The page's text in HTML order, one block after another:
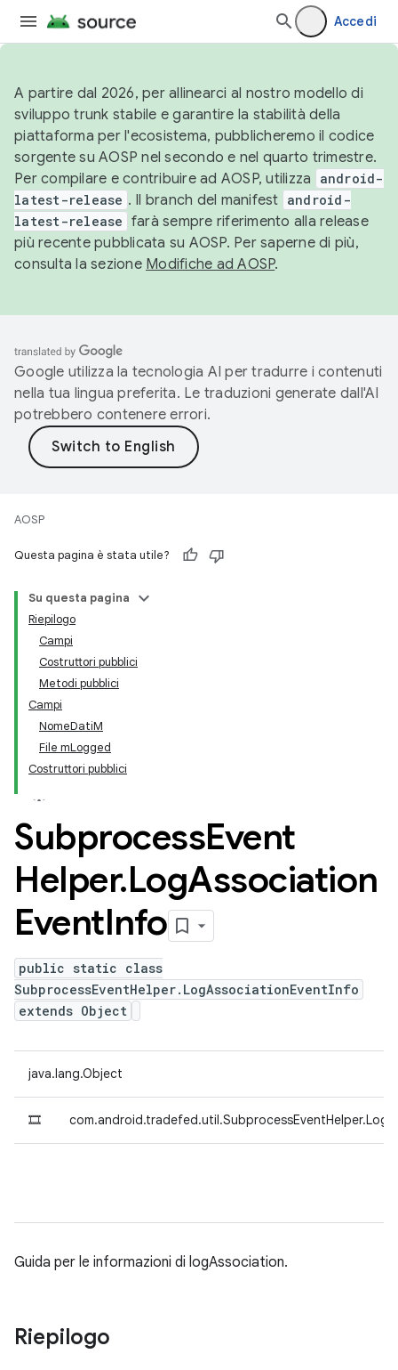
Accedi
A partire dal 2026, per allinearci al nostro modello di
sviluppo trunk stabile e garantire la stabilità della
piattaforma per l'ecosistema, pubblicheremo il codice
sorgente su AOSP nel secondo e nel quarto trimestre.
Per compilare e contribuire ad AOSP, utilizza
android-
latest-release . Il branch del manifest android-
latest-release farà sempre riferimento alla release
più recente pubblicata su AOSP. Per saperne di più,
consulta la sezione Modifiche ad AOSP.
Google utilizza la tecnologia AI per tradurre i contenuti
nella tua lingua preferita. Le traduzioni generate dall'AI
potrebbero contenere errori.
AOSP
Questa pagina è stata utile?
Su questa pagina
Riepilogo
Campi
Costruttori pubblici
Metodi pubblici
Campi
NomeDatiM
File mLogged
Costruttori pubblici
SubprocessEvent
Helper.LogAssociation
EventInfo
public static class
SubprocessEventHelper.LogAssociationEventInfo
extends Object
java.lang.Object
🎞
Guida per le informazioni di logAssociation.
Riepilogo